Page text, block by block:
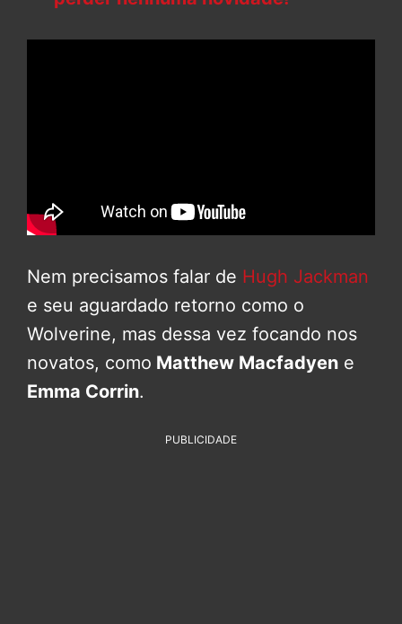
Nem precisamos falar de Hugh Jackman
e seu aguardado retorno como o
Wolverine, mas dessa vez focando nos
novatos, como Matthew Macfadyen e
Emma Corrin.
PUBLICIDADE